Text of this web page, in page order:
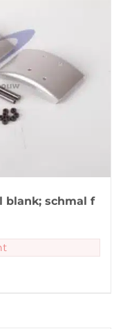
blank; schmal f